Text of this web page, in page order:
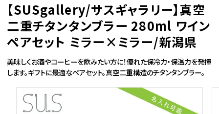
美味しくお酒やコーヒーを飲みたい方に！優れた保冷力・保温力を発揮
します。ギフトに最適なペアセット。真空二重構造のチタンタンブラー。
【SUSgallery/サスギャラリー】真空
二重チタンタンブラー 280ml ワイン
ペアセット ミラー×ミラー/新潟県